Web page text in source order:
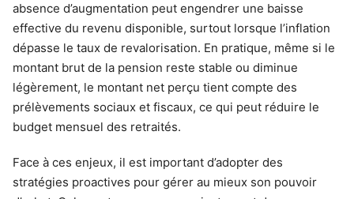
absence d’augmentation peut engendrer une baisse
effective du revenu disponible, surtout lorsque l’inflation
dépasse le taux de revalorisation. En pratique, même si le
montant brut de la pension reste stable ou diminue
légèrement, le montant net perçu tient compte des
prélèvements sociaux et fiscaux, ce qui peut réduire le
budget mensuel des retraités.
Face à ces enjeux, il est important d’adopter des
stratégies proactives pour gérer au mieux son pouvoir